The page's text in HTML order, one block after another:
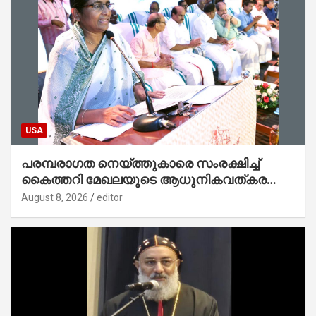
USA
പരമ്പരാഗത നെയ്ത്തുകാരെ സംരക്ഷിച്ച്
കൈത്തറി മേഖലയുടെ ആധുനികവത്കരണം
സാധ്യമാക്കും : ഡെപ്യൂട്ടി സ്പീക്കർ
August 8, 2026 editor